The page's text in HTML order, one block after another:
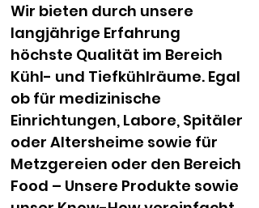
Wir bieten durch unsere
langjährige Erfahrung
höchste Qualität im Bereich
Kühl- und Tiefkühlräume. Egal
ob für medizinische
Einrichtungen, Labore, Spitäler
oder Altersheime sowie für
Metzgereien oder den Bereich
Food – Unsere Produkte sowie